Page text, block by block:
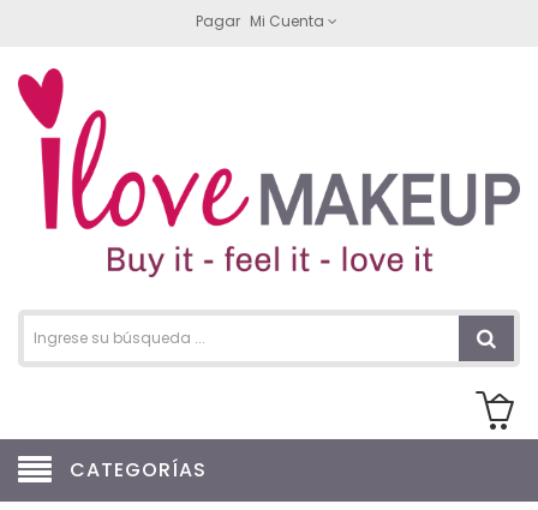
Pagar Mi Cuenta
CATEGORÍAS